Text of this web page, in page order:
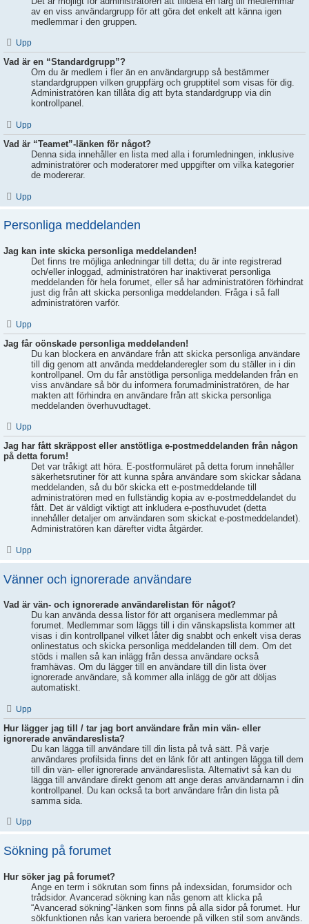
av en viss användargrupp för att göra det enkelt att känna igen
medlemmar i den gruppen.
Upp
Vad är en “Standardgrupp”?
Om du är medlem i fler än en användargrupp så bestämmer
standardgruppen vilken gruppfärg och grupptitel som visas för dig.
Administratören kan tillåta dig att byta standardgrupp via din
kontrollpanel.
Upp
Vad är “Teamet”-länken för något?
Denna sida innehåller en lista med alla i forumledningen, inklusive
administratörer och moderatorer med uppgifter om vilka kategorier
de modererar.
Upp
Personliga meddelanden
Jag kan inte skicka personliga meddelanden!
Det finns tre möjliga anledningar till detta; du är inte registrerad
och/eller inloggad, administratören har inaktiverat personliga
meddelanden för hela forumet, eller så har administratören förhindrat
just dig från att skicka personliga meddelanden. Fråga i så fall
administratören varför.
Upp
Jag får oönskade personliga meddelanden!
Du kan blockera en användare från att skicka personliga användare
till dig genom att använda meddelanderegler som du ställer in i din
kontrollpanel. Om du får anstötliga personliga meddelanden från en
viss användare så bör du informera forumadministratören, de har
makten att förhindra en användare från att skicka personliga
meddelanden överhuvudtaget.
Upp
Jag har fått skräppost eller anstötliga e-postmeddelanden från någon
på detta forum!
Det var tråkigt att höra. E-postformuläret på detta forum innehåller
säkerhetsrutiner för att kunna spåra användare som skickar sådana
meddelanden, så du bör skicka ett e-postmeddelande till
administratören med en fullständig kopia av e-postmeddelandet du
fått. Det är väldigt viktigt att inkludera e-posthuvudet (detta
innehåller detaljer om användaren som skickat e-postmeddelandet).
Administratören kan därefter vidta åtgärder.
Upp
Vänner och ignorerade användare
Vad är vän- och ignorerade användarelistan för något?
Du kan använda dessa listor för att organisera medlemmar på
forumet. Medlemmar som läggs till i din vänskapslista kommer att
visas i din kontrollpanel vilket låter dig snabbt och enkelt visa deras
onlinestatus och skicka personliga meddelanden till dem. Om det
stöds i mallen så kan inlägg från dessa användare också
framhävas. Om du lägger till en användare till din lista över
ignorerade användare, så kommer alla inlägg de gör att döljas
automatiskt.
Upp
Hur lägger jag till / tar jag bort användare från min vän- eller
ignorerade användareslista?
Du kan lägga till användare till din lista på två sätt. På varje
användares profilsida finns det en länk för att antingen lägga till dem
till din vän- eller ignorerade användareslista. Alternativt så kan du
lägga till användare direkt genom att ange deras användarnamn i din
kontrollpanel. Du kan också ta bort användare från din lista på
samma sida.
Upp
Sökning på forumet
Hur söker jag på forumet?
Ange en term i sökrutan som finns på indexsidan, forumsidor och
trådsidor. Avancerad sökning kan nås genom att klicka på
“Avancerad sökning”-länken som finns på alla sidor på forumet. Hur
sökfunktionen nås kan variera beroende på vilken stil som används.